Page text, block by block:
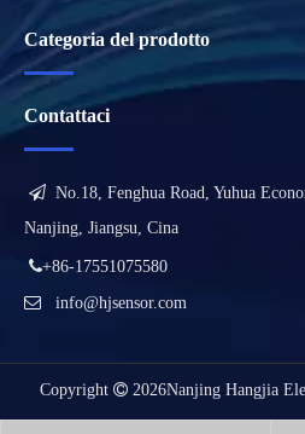
Categoria del prodotto
Contattaci
 No.18, Fenghua Road, Yuhua
Nanjing, Jiangsu, Cina
+86-17551075580
 info@hjsensor.com
Copyright  2026Nanjing Hangjia